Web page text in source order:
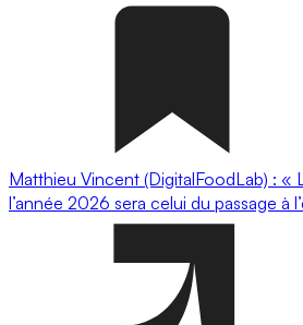
Matthieu Vincent (DigitalFoodLab) : «
l’année 2026 sera celui du passage à